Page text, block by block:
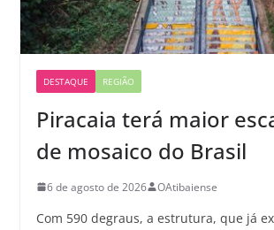
DESTAQUE REGIÃO
Piracaia terá maior
de mosaico do Brasil
6 de agosto de 2026 OAtibaiense
Com 590 degraus, a estrutura, que já